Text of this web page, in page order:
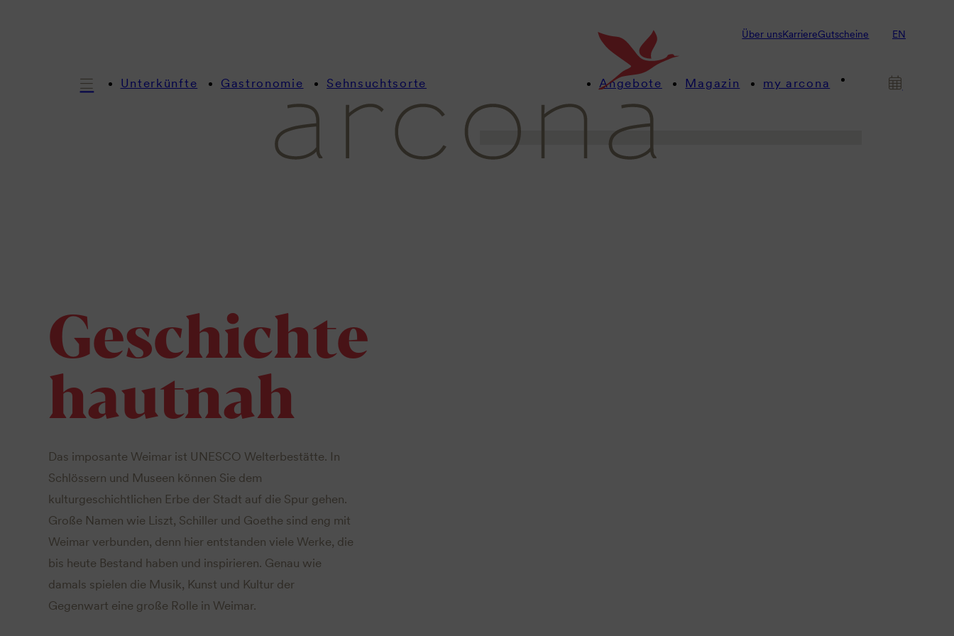
Über unsKarriereGutscheine EN
Unterkünfte Gastronomie Sehnsuchtsorte Angebote Magazin my arcona
Weimar erstrahlt im Glanz der Vergangenheit und ist
gleichzeitig eine Kulturstadt am Puls der Zeit.
Geschichte
hautnah
Das imposante Weimar ist UNESCO Welterbestätte. In
Schlössern und Museen können Sie dem
kulturgeschichtlichen Erbe der Stadt auf die Spur gehen.
Große Namen wie Liszt, Schiller und Goethe sind eng mit
Weimar verbunden, denn hier entstanden viele Werke, die
bis heute Bestand haben und inspirieren. Genau wie
damals spielen die Musik, Kunst und Kultur der
Gegenwart eine große Rolle in Weimar.